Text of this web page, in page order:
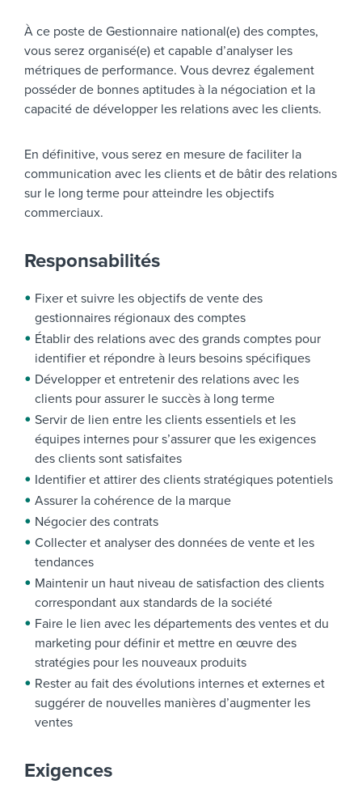
À ce poste de Gestionnaire national(e) des comptes,
vous serez organisé(e) et capable d’analyser les
métriques de performance. Vous devrez également
posséder de bonnes aptitudes à la négociation et la
capacité de développer les relations avec les clients.
En définitive, vous serez en mesure de faciliter la
communication avec les clients et de bâtir des relations
sur le long terme pour atteindre les objectifs
commerciaux.
Responsabilités
Fixer et suivre les objectifs de vente des
gestionnaires régionaux des comptes
Établir des relations avec des grands comptes pour
identifier et répondre à leurs besoins spécifiques
Développer et entretenir des relations avec les
clients pour assurer le succès à long terme
Servir de lien entre les clients essentiels et les
équipes internes pour s’assurer que les exigences
des clients sont satisfaites
Identifier et attirer des clients stratégiques potentiels
Assurer la cohérence de la marque
Négocier des contrats
Collecter et analyser des données de vente et les
tendances
Maintenir un haut niveau de satisfaction des clients
correspondant aux standards de la société
Faire le lien avec les départements des ventes et du
marketing pour définir et mettre en œuvre des
stratégies pour les nouveaux produits
Rester au fait des évolutions internes et externes et
suggérer de nouvelles manières d’augmenter les
ventes
Exigences